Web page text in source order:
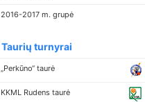
2016-2017 m. grupė
Taurių turnyrai
„Perkūno“ taurė
KKML Rudens taurė